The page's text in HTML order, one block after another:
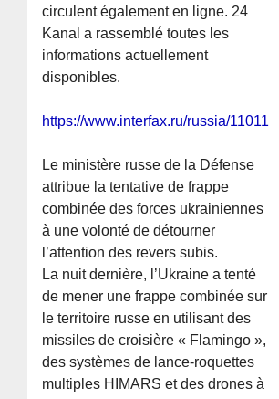
circulent également en ligne. 24
Kanal a rassemblé toutes les
informations actuellement
disponibles.
https://www.interfax.ru/russia/1101182
Le ministère russe de la Défense
attribue la tentative de frappe
combinée des forces ukrainiennes
à une volonté de détourner
l’attention des revers subis.
La nuit dernière, l’Ukraine a tenté
de mener une frappe combinée sur
le territoire russe en utilisant des
missiles de croisière « Flamingo »,
des systèmes de lance-roquettes
multiples HIMARS et des drones à